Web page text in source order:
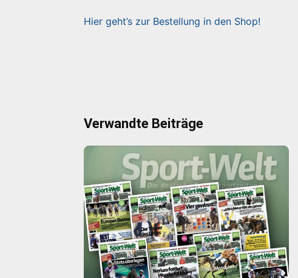
Hier geht’s zur Bestellung in den Shop!
Verwandte Beiträge